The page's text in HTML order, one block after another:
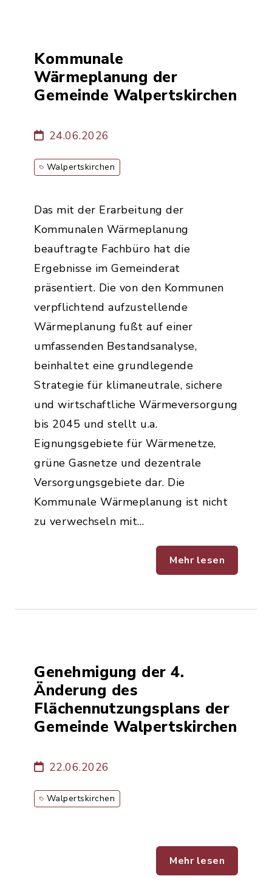
Kommunale
Wärmeplanung der
Gemeinde Walpertskirchen
24.06.2026
Walpertskirchen
Das mit der Erarbeitung der
Kommunalen Wärmeplanung
beauftragte Fachbüro hat die
Ergebnisse im Gemeinderat
präsentiert. Die von den Kommunen
verpflichtend aufzustellende
Wärmeplanung fußt auf einer
umfassenden Bestandsanalyse,
beinhaltet eine grundlegende
Strategie für klimaneutrale, sichere
und wirtschaftliche Wärmeversorgung
bis 2045 und stellt u.a.
Eignungsgebiete für Wärmenetze,
grüne Gasnetze und dezentrale
Versorgungsgebiete dar. Die
Kommunale Wärmeplanung ist nicht
zu verwechseln mit…
Mehr lesen
Genehmigung der 4.
Änderung des
Flächennutzungsplans der
Gemeinde Walpertskirchen
22.06.2026
Walpertskirchen
Mehr lesen